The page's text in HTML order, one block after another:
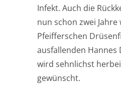
Infekt. Auch die
nun schon zwei Jahre
Pfeifferschen
ausfallenden Hannes
wird sehnlichst herbei
gewünscht.